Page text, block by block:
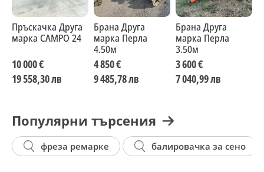
Пръскачка Друга
марка CAMPO 24
10 000 €
19 558,30 лв
Брана Друга
марка Перла
4.50м
4 850 €
9 485,78 лв
Брана Друга
марка Перла
3.50м
3 600 €
7 040,99 лв
Популярни търсения
фреза ремарке балировачка за сено